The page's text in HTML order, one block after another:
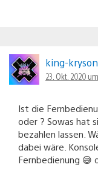
king-kryson
23. Okt. 2020
Ist die
oder ? Sowas hat
bezahlen lassen.
dabei wäre.
Fernbedienung 😅